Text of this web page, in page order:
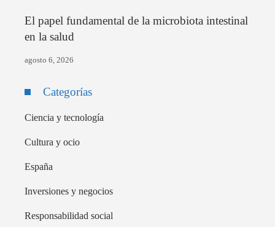
El papel fundamental de la microbiota intestinal
en la salud
agosto 6, 2026
Categorías
Ciencia y tecnología
Cultura y ocio
España
Inversiones y negocios
Responsabilidad social